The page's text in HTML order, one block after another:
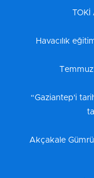
Havacılık
“Gaziantep'i
Akçakale